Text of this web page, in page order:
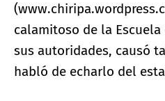
calamitoso de la
sus autoridades, causó
habló de echarlo del